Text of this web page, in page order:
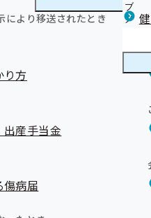
により移送されたとき
り方
産手当金
病届
ュ
ブ
メ
指導のご案内
鹿
部
案内
ご案内
ついて
内
の実施について
機器のレンタルについて
レンタルについて
様一覧
認定について
の開催について（動画あり）
グレポート（鹿児島支部版）を
納入告知書同封リーフレット
画！！
て
て